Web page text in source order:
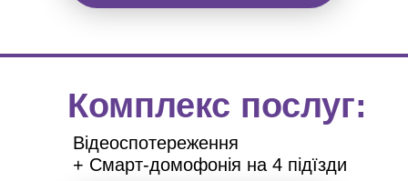
Комплекс послуг:
Відеоспотереження
+ Смарт-домофонія на 4 підїзди